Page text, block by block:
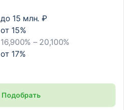
до 15 млн. ₽
от 15%
16,900% – 20,100%
от 17%
Подобрать